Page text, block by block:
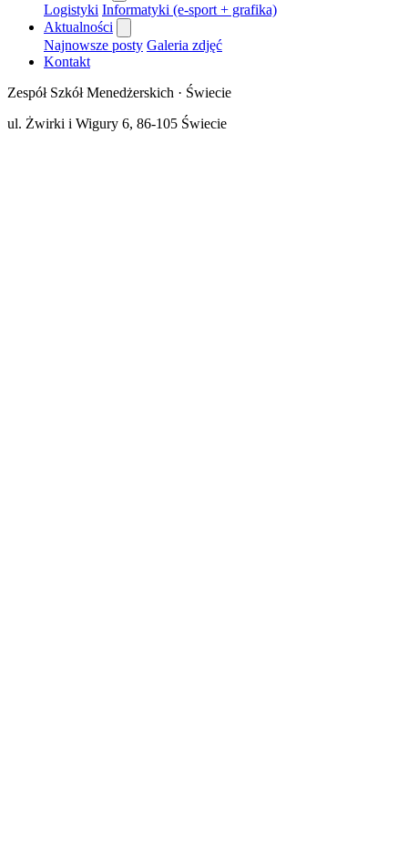
Logistyki Informatyki (e-sport + grafika)
Aktualności
Najnowsze posty Galeria zdjęć
Kontakt
Zespół Szkół Menedżerskich · Świecie
ul. Żwirki i Wigury 6, 86-105 Świecie